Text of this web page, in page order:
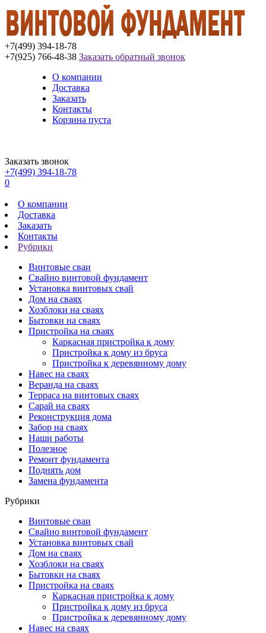
+7(499) 394-18-78
+7(925) 766-48-38 Заказать обратный звонок
О компании
Доставка
Заказать
Контакты
Корзина пуста
Заказать звонок
+7(499) 394-18-78
0
О компании
Доставка
Заказать
Контакты
Рубрики
Винтовые сваи
Свайно винтовой фундамент
Установка винтовых свай
Дом на сваях
Хозблоки на сваях
Бытовки на сваях
Пристройка на сваях
Каркасная пристройка к дому
Пристройка к дому из бруса
Пристройка к деревянному дому
Навес на сваях
Веранда на сваях
Терраса на винтовых сваях
Cарай на сваях
Реконструкция дома
Забор на сваях
Наши работы
Полезное
Ремонт фундамента
Поднять дом
Замена фундамента
Рубрики
Винтовые сваи
Свайно винтовой фундамент
Установка винтовых свай
Дом на сваях
Хозблоки на сваях
Бытовки на сваях
Пристройка на сваях
Каркасная пристройка к дому
Пристройка к дому из бруса
Пристройка к деревянному дому
Навес на сваях